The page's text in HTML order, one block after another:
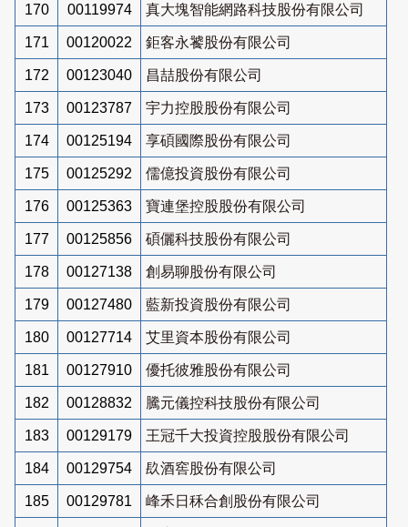
170 00119974 真大塊智能網路科技股份有限公司
171 00120022 鉅客永饕股份有限公司
172 00123040 昌喆股份有限公司
173 00123787 宇力控股股份有限公司
174 00125194 享碩國際股份有限公司
175 00125292 儒億投資股份有限公司
176 00125363 寶連堡控股股份有限公司
177 00125856 碩儷科技股份有限公司
178 00127138 創易聊股份有限公司
179 00127480 藍新投資股份有限公司
180 00127714 艾里資本股份有限公司
181 00127910 優托彼雅股份有限公司
182 00128832 騰元儀控科技股份有限公司
183 00129179 王冠千大投資控股股份有限公司
184 00129754 镹酒窖股份有限公司
185 00129781 峰禾日秝合創股份有限公司